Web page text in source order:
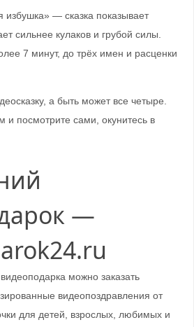
— сказка показывает
сильнее кулаков и грубой силы.
7 минут, до трёх имен и расценки
а быть может все четыре.
и посмотрите сами, окунитесь в
—
можно заказать
видеопоздравления от
для детей, взрослых, любимых и